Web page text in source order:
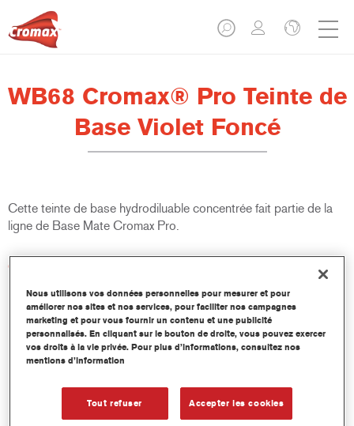
WB68 Cromax® Pro Teinte de
Base Violet Foncé
Cette teinte de base hydrodiluable concentrée fait partie de la
ligne de Base Mate Cromax Pro.
Caractéristiques du produit
Excellent pouvoir couvrant avec une précision colorimétrique
remarquable.
Rapide et économique à utiliser, permettant d'augmenter le
rendement et la productivité.
Fait partie d'un système dédié et complet de teintes de base
Large fenêtre d'application.
Flexible - peut être utilisé dans différentes conditions
climatiques et avec différentes techniques d'application.
Nous utilisons vos données personnelles pour mesurer et pour
améliorer nos sites et nos services, pour faciliter nos campagnes
marketing et pour vous fournir un contenu et une publicité
personnalisés. En cliquant sur le bouton de droite, vous pouvez exercer
vos droits à la vie privée. Pour plus d’informations, consultez nos
mentions d’information
Tout refuser Accepter les cookies